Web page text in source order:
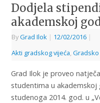
Dodjela
akademskoj
ByGrad Ilok | 12/02/2016 |
Akti gradskog vijeća,
Grad Ilok je proveo
studentima u akademskoj
studenoga 2014. god. u